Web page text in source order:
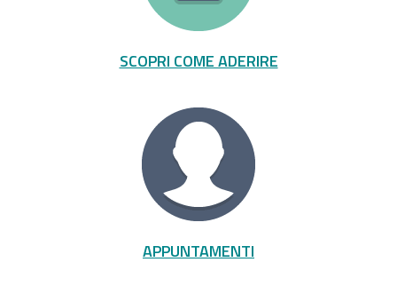
SCOPRI COME ADERIRE
APPUNTAMENTI